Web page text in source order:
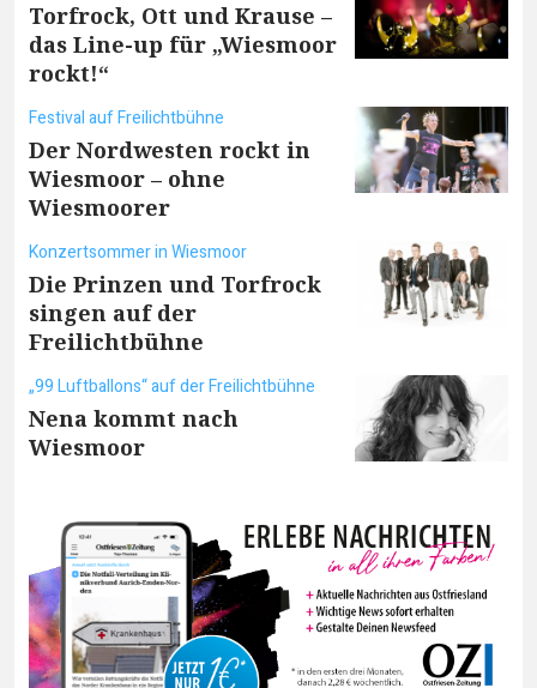
Torfrock, Ott und Krause –
das Line-up für „Wiesmoor
rockt!“
Festival auf Freilichtbühne
Der Nordwesten rockt in
Wiesmoor – ohne
Wiesmoorer
Konzertsommer in Wiesmoor
Die Prinzen und Torfrock
singen auf der
Freilichtbühne
„99 Luftballons“ auf der Freilichtbühne
Nena kommt nach
Wiesmoor